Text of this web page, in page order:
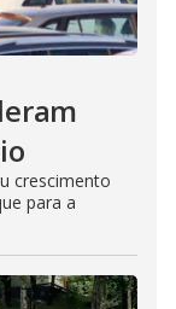
crescimento
para a